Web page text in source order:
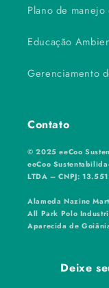
Plano de
Educação
Gerenciamento
Contato
© 2025 eeCoo
eeCoo
LTDA – CNPJ:
Alameda Nazine
All Park Polo
Aparecida de
Deixe